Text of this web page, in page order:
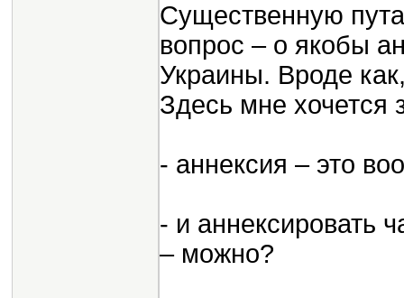
Существенную
вопрос – о якобы
Украины. Вроде
Здесь мне хочется
- аннексия – это
- и аннексировать
– можно?